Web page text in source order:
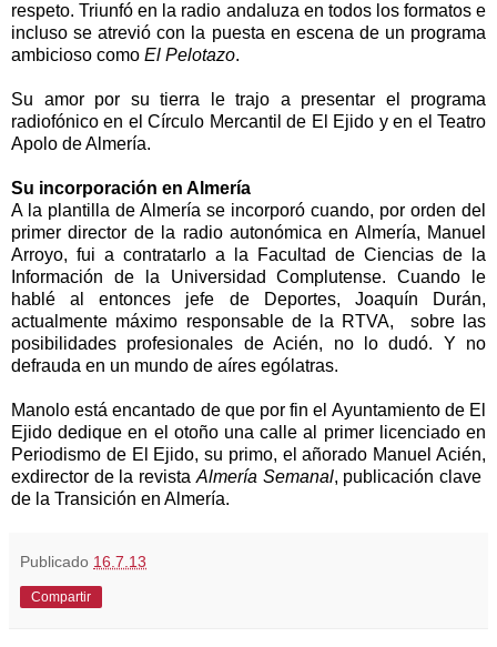
respeto. Triunfó en la radio andaluza en todos los formatos e
incluso se atrevió con la puesta en escena de un programa
ambicioso como El Pelotazo.
Su amor por su tierra le trajo a presentar el programa
radiofónico en el Círculo Mercantil de El Ejido y en el Teatro
Apolo de Almería.
Su incorporación en Almería
A la plantilla de Almería se incorporó cuando, por orden del
primer director de la radio autonómica en Almería, Manuel
Arroyo, fui a contratarlo a
la Facultad de Ciencias de
la
Información de la Universidad Complutense. Cuando le
hablé al entonces jefe de Deportes, Joaquín Durán,
actualmente máximo responsable de
la RTVA, sobre las
posibilidades profesionales de Acién, no lo dudó. Y no
defrauda en un mundo de aíres ególatras.
Manolo está encantado de que por fin el Ayuntamiento de El
Ejido dedique en el otoño una calle al primer licenciado en
Periodismo de El Ejido, su primo, el añorado Manuel Acién,
exdirector de la revista Almería Semanal, publicación clave
de la Transición en Almería.
Publicado 16.7.13
Compartir